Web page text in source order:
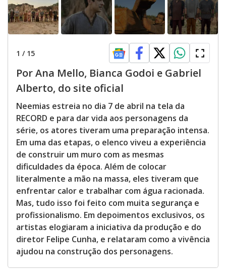
1 / 15
Por Ana Mello, Bianca Godoi e Gabriel
Alberto, do site oficial
Neemias estreia no dia 7 de abril na tela da
RECORD e para dar vida aos personagens da
série, os atores tiveram uma preparação intensa.
Em uma das etapas, o elenco viveu a experiência
de construir um muro com as mesmas
dificuldades da época. Além de colocar
literalmente a mão na massa, eles tiveram que
enfrentar calor e trabalhar com água racionada.
Mas, tudo isso foi feito com muita segurança e
profissionalismo. Em depoimentos exclusivos, os
artistas elogiaram a iniciativa da produção e do
diretor Felipe Cunha, e relataram como a vivência
ajudou na construção dos personagens.